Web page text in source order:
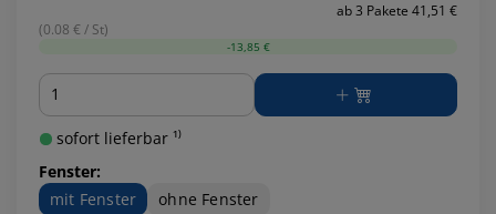
ab 3 Pakete 41,51 €
(0.08 € / St)
-13,85 €
Menge
sofort lieferbar ¹⁾
Fenster:
mit Fenster
ohne Fenster